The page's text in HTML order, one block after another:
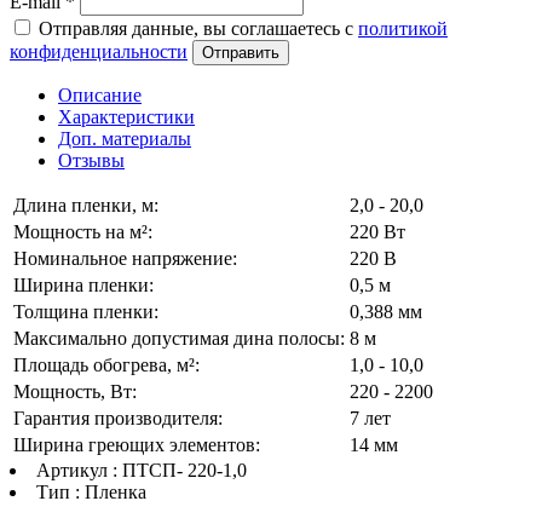
Отправляя данные, вы соглашаетесь с политикой
конфиденциальности
Отправить
Описание
Характеристики
Доп. материалы
Отзывы
Длина пленки, м:
2,0 - 20,0
Мощность на м²:
220 Вт
Номинальное напряжение:
220 В
Ширина пленки:
0,5 м
Толщина пленки:
0,388 мм
Максимально допустимая дина полосы: 8 м
Площадь обогрева, м²:
1,0 - 10,0
Мощность, Вт:
220 - 2200
Гарантия производителя:
7 лет
Ширина греющих элементов:
14 мм
Артикул : ПТСП- 220-1,0
Тип : Пленка